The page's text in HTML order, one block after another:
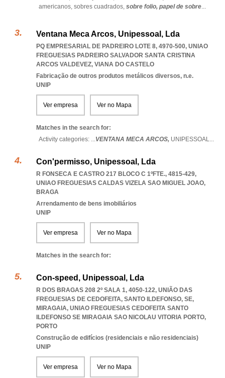
americanos, sobres cuadrados, sobre folio, papel de sobre...
Ventana Meca Arcos, Unipessoal, Lda
PQ EMPRESARIAL DE PADREIRO LOTE 8, 4970-500, UNIAO
FREGUESIAS PADREIRO SALVADOR SANTA CRISTINA
ARCOS VALDEVEZ, VIANA DO CASTELO
Fabricação de outros produtos metálicos diversos, n.e.
UNIP
Ver empresa Ver no Mapa
Matches in the search for:
Activity categories: ...VENTANA MECA ARCOS, UNIPESSOAL...
Con'permisso, Unipessoal, Lda
R FONSECA E CASTRO 217 BLOCO C 1ºFTE., 4815-429,
UNIAO FREGUESIAS CALDAS VIZELA SAO MIGUEL JOAO,
BRAGA
Arrendamento de bens imobiliários
UNIP
Ver empresa Ver no Mapa
Matches in the search for:
Con-speed, Unipessoal, Lda
R DOS BRAGAS 208 2º SALA 1, 4050-122, UNIÃO DAS
FREGUESIAS DE CEDOFEITA, SANTO ILDEFONSO, SE,
MIRAGAIA, UNIAO FREGUESIAS CEDOFEITA SANTO
ILDEFONSO SE MIRAGAIA SAO NICOLAU VITORIA PORTO,
PORTO
Construção de edifícios (residenciais e não residenciais)
UNIP
Ver empresa Ver no Mapa